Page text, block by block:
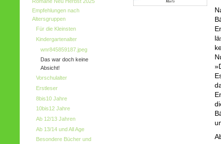
Empfehlungen nach
Altersgruppen
Für die Kleinsten
Kindergartenalter
wnr845859187.jpeg
Das war doch keine
Absicht!
Vorschulalter
Erstleser
8bis10 Jahre
10bis12 Jahre
Ab 12/13 Jahren
Ab 13/14 und All Age
Besondere Bücher und